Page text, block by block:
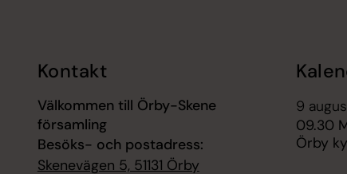
Kontakt
Välkommen till Örby-Skene
församling
Besöks- och postadress:
Skenevägen 5, 51131 Örby
9
09.30
Örby